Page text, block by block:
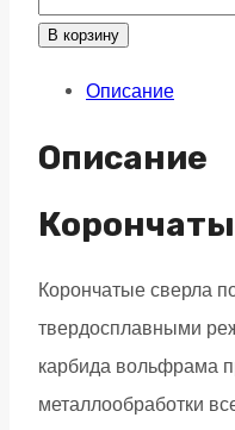
Корончатое
weldon
quantity
В корзину
Описание
Описание
Корончатые сверла
твердосплавными
карбида вольфрама
металлообработки